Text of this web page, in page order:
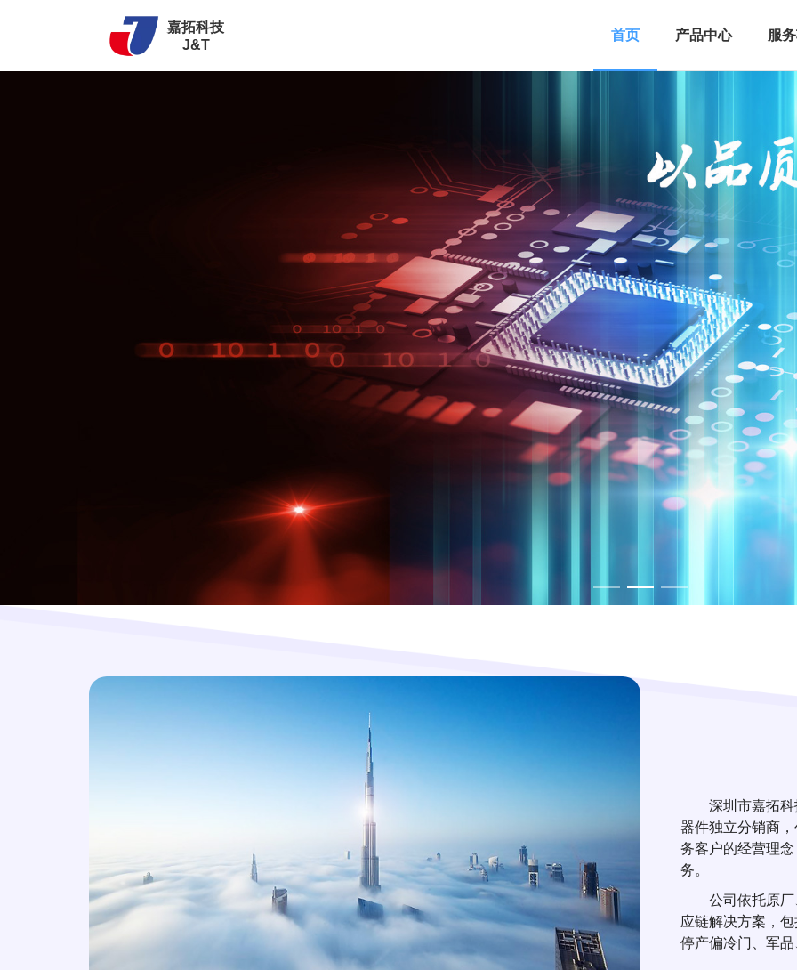
嘉拓科技
J&T
首页 产品中心 服
深圳市嘉拓
器件独立分销商
务客户的经营理
务。
公司依托原
应链解决方案，
停产偏冷门、军